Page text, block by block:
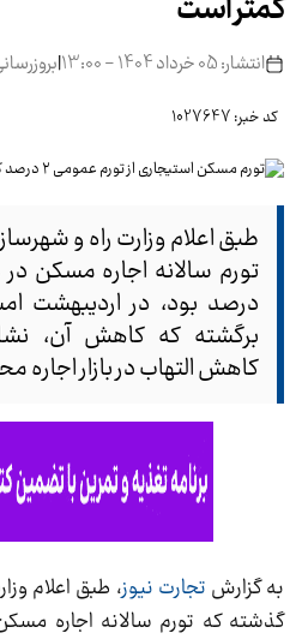
کمتر است
انتشار: 05 خرداد 1404 - 13:00 |بروزرسانی: 1
کد خبر: 1027647
برگشته که کاهش آن،
کاهش التهاب در بازار
به گزارش تجارت نیوز